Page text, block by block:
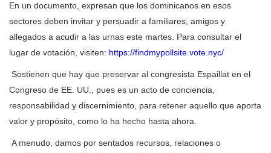
En un documento, expresan que los dominicanos en esos
sectores deben invitar y persuadir a familiares, amigos y
allegados a acudir a las urnas este martes. Para consultar el
lugar de votación, visiten: https://findmypollsite.vote.nyc/
Sostienen que hay que preservar al congresista Espaillat en el
Congreso de EE. UU., pues es un acto de conciencia,
responsabilidad y discernimiento, para retener aquello que aporta
valor y propósito, como lo ha hecho hasta ahora.
A menudo, damos por sentados recursos, relaciones o